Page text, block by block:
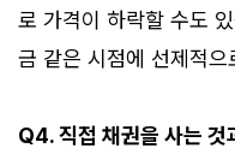
로 가격이 하락할 수도
금 같은 시점에 선제적
Q4. 직접 채권을 사는 것